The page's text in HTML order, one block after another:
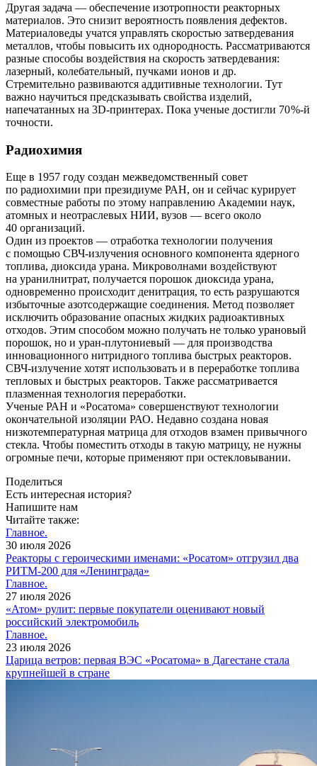
Другая задача — обеспечение изотропности реакторных
материалов. Это снизит вероятность появления дефектов.
Материаловеды учатся управлять скоростью затвердевания
металлов, чтобы повысить их однородность. Рассматриваются
разные способы воздействия на скорость затвердевания:
лазерный, колебательный, пучками ионов и др.
Стремительно развиваются аддитивные технологии. Тут
важно научиться предсказывать свойства изделий,
напечатанных на 3D-принтерах. Пока ученые достигли 70 %-й
точности.
Радиохимия
Еще в 1957 году создан межведомственный совет
по радиохимии при президиуме РАН, он и сейчас курирует
совместные работы по этому направлению Академии наук,
атомных и неотраслевых НИИ, вузов — всего около
40 организаций.
Один из проектов — отработка технологии получения
с помощью СВЧ-излучения основного компонента ядерного
топлива, диоксида урана. Микроволнами воздействуют
на уранилнитрат, получается порошок диоксида урана,
одновременно происходит денитрация, то есть разрушаются
избыточные азотсодержащие соединения. Метод позволяет
исключить образование опасных жидких радиоактивных
отходов. Этим способом можно получать не только урановый
порошок, но и уран-плутониевый — для производства
инновационного нитридного топлива быстрых реакторов.
СВЧ-излучение хотят использовать и в переработке топлива
тепловых и быстрых реакторов. Также рассматривается
плазменная технология переработки.
Ученые РАН и «Росатома» совершенствуют технологии
окончательной изоляции РАО. Недавно создана новая
низкотемпературная матрица для отходов взамен привычного
стекла. Чтобы поместить отходы в такую матрицу, не нужны
огромные печи, которые применяют при остекловывании.
Поделиться
Есть интересная история?
Напишите нам
Читайте также:
Главное.
30 июля 2026
Реакторы с героическими именами: «Росатом» отгрузил два
РИТМ-200 для «Ленинграда»
Главное.
27 июля 2026
«Атом» рулит: первые покупатели оценивают новый
российский электромобиль
Главное.
23 июля 2026
Царица ветров: первая ВЭС «Росатома» в Дагестане стала
крупнейшей в стране